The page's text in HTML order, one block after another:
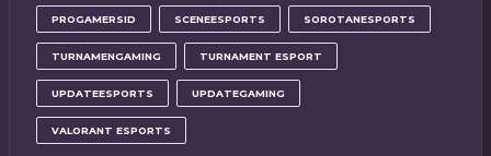
PROGAMERSID SCENEESPORTS SOROTANESPORTS
TURNAMENGAMING TURNAMENT ESPORT
UPDATEESPORTS UPDATEGAMING
VALORANT ESPORTS